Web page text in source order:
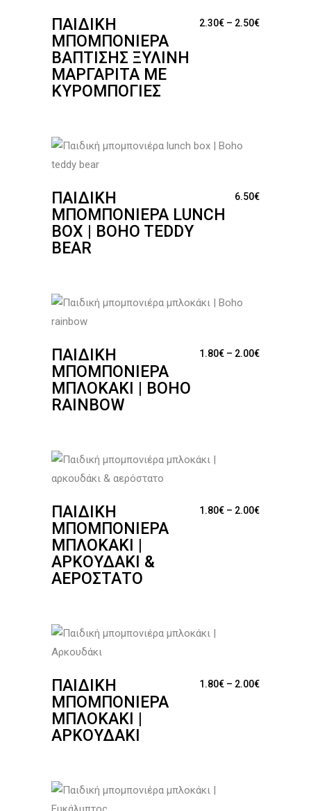
ΠΑΙΔΙΚΉ
ΜΠΟΜΠΟΝΙΈΡΑ
ΒΆΠΤΙΣΗΣ ΞΎΛΙΝΗ
ΜΑΡΓΑΡΊΤΑ ΜΕ
ΚΥΡΟΜΠΟΓΙΈΣ
2.30€ – 2.50€Price
ΠΑΙΔΙΚΉ
ΜΠΟΜΠΟΝΙΈΡΑ LUNCH
BOX | BOHO TEDDY
BEAR
6.50€
ΠΑΙΔΙΚΉ
ΜΠΟΜΠΟΝΙΈΡΑ
ΜΠΛΟΚΆΚΙ | BOHO
RAINBOW
1.80€ – 2.00€Price
ΠΑΙΔΙΚΉ
ΜΠΟΜΠΟΝΙΈΡΑ
ΜΠΛΟΚΆΚΙ |
ΑΡΚΟΥΔΆΚΙ &
ΑΕΡΌΣΤΑΤΟ
1.80€ – 2.00€Price
ΠΑΙΔΙΚΉ
ΜΠΟΜΠΟΝΙΈΡΑ
ΜΠΛΟΚΆΚΙ |
ΑΡΚΟΥΔΆΚΙ
1.80€ – 2.00€Price